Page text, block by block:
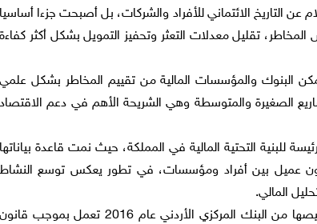
عن التاريخ الائتماني للأفراد والشركات، بل أصبحت جزءا أساسيا
تقليل معدلات التعثر وتحفيز التمويل بشكل أكثر كفاءة
البنوك والمؤسسات المالية من تقييم المخاطر بشكل علمي
الصغيرة والمتوسطة وهي الشريحة الأهم في دعم الاقتصاد
للبنية التحتية المالية في المملكة، حيث نمت قاعدة بياناتها
بشكل متسارع لتضم أكثر من 2.7 مليون عميل بين أفراد ومؤسسات، في تطور يعكس توسع النشاط
المالي.
وشدد على أن شركة كريف التي حصلت على ترخيصها من البنك المركزي الأردني عام 2016 تعمل بموجب قانون